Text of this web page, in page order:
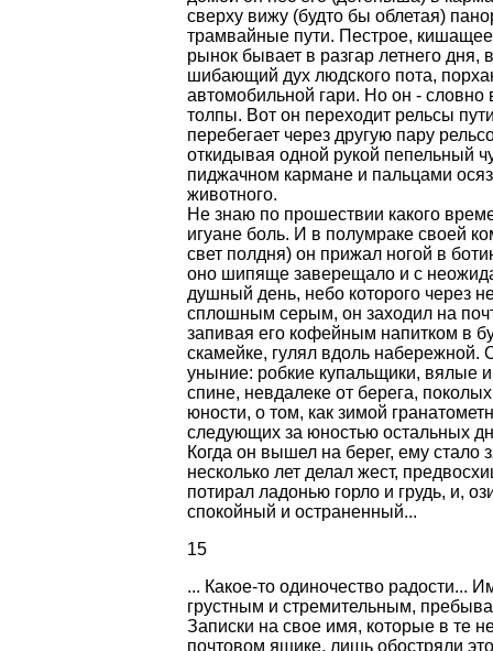
сверху вижу (будто бы облетая)
трамвайные пути. Пестрое,
рынок бывает в разгар летнего
шибающий дух людского пота,
автомобильной гари. Но он - словно
толпы. Вот он переходит рельсы
перебегает через другую пару
откидывая одной рукой пепельный
пиджачном кармане и пальцами
животного.
Не знаю по прошествии какого
игуане боль. И в полумраке своей
свет полдня) он прижал ногой в
оно шипяще заверещало и с
душный день, небо которого через
сплошным серым, он заходил на
запивая его кофейным напитком в
скамейке, гулял вдоль набережной.
уныние: робкие купальщики, вялые
спине, невдалеке от берега,
юности, о том, как зимой
следующих за юностью остальных
Когда он вышел на берег, ему стало
несколько лет делал жест,
потирал ладонью горло и грудь, и,
спокойный и остраненный...
15
... Какое-то одиночество радости...
грустным и стремительным,
Записки на свое имя, которые в те
почтовом ящике, лишь обостряли